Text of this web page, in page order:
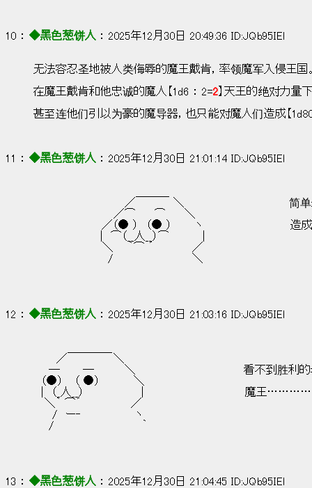
10 ： ◆黑色葱饼人 ： 2025年12月30日 20:49:36 ID:JQb95IEl
无法容忍圣地被人类侮辱的魔王戴肯，率领魔军入侵王国
在魔王戴肯和他忠诚的魔人【1d6 ： 2=2】天王的绝对力量
甚至连他们引以为豪的魔导器，也只能对魔人们造成【1d80
11 ： ◆黑色葱饼人 ： 2025年12月30日 21:01:14 ID:JQb95IEl
／　　　 　 ＼                              简单来说就是
／⌒　　 ⌒　　 ＼
／（● ）　（● ）　　　ヽ                         造
|　⌒（__人__）⌒　 　 　 |
＼ 　 ｀⌒ ´　　　　　／
/　　　　 　 　 　 　 ＼
12 ： ◆黑色葱饼人 ： 2025年12月30日 21:03:16 ID:JQb95IEl
／　　　　　　＼
─　　　─　　　　＼                               看不到胜利
（●）　 （ ●） 　 　　 ＼
|　（_人__）　　　　　　　 |                             魔王
＼｀ ⌒´　　　　　　 ／
/　ー‐　　　　　　　ヽ
/　　　　　　　　　　　 ｀
13 ： ◆黑色葱饼人 ： 2025年12月30日 21:04:45 ID:JQb95IEl